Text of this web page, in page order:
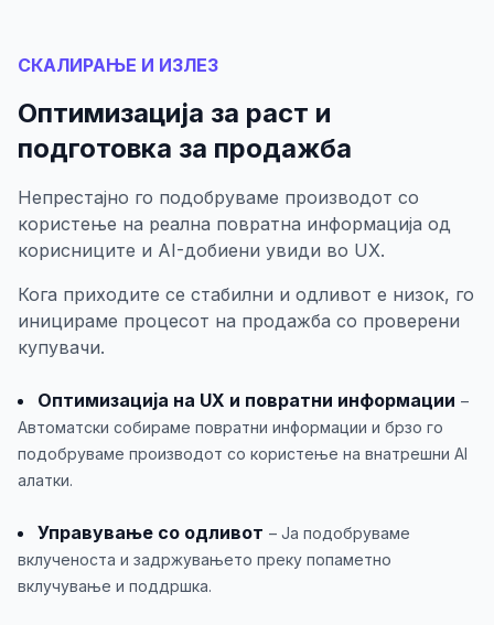
СКАЛИРАЊЕ И ИЗЛЕЗ
Оптимизација за раст и
подготовка за продажба
Непрестајно го подобруваме производот со
користење на реална повратна информација од
корисниците и AI-добиени увиди во UX.
Кога приходите се стабилни и одливот е низок, го
иницираме процесот на продажба со проверени
купувачи.
Оптимизација на UX и повратни информации –
Автоматски собираме повратни информации и брзо го
подобруваме производот со користење на внатрешни AI
алатки.
Управување со одливот – Ја подобруваме
вклученоста и задржувањето преку попаметно
вклучување и поддршка.